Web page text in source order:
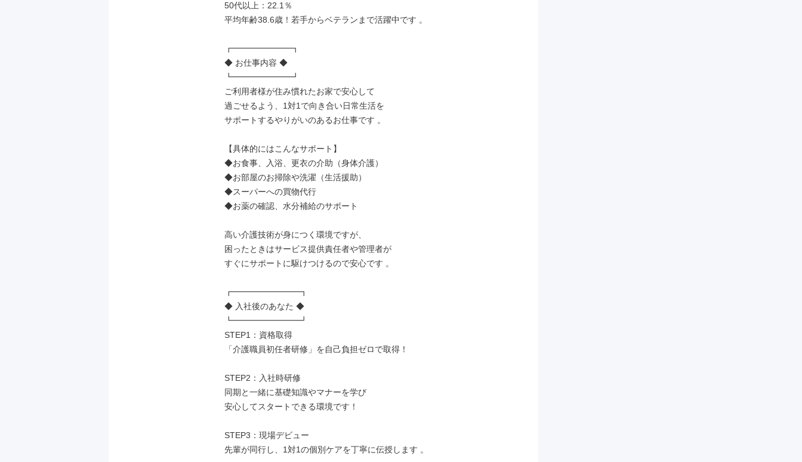
50代以上：22.1％
平均年齢38.6歳！若手からベテランまで活躍中です 。
┏━━━━━━━┓
◆ お仕事内容 ◆
┗━━━━━━━┛
ご利用者様が住み慣れたお家で安心して
過ごせるよう、1対1で向き合い日常生活を
サポートするやりがいのあるお仕事です 。
【具体的にはこんなサポート】
◆お食事、入浴、更衣の介助（身体介護）
◆お部屋のお掃除や洗濯（生活援助）
◆スーパーへの買物代行
◆お薬の確認、水分補給のサポート
高い介護技術が身につく環境ですが、
困ったときはサービス提供責任者や管理者が
すぐにサポートに駆けつけるので安心です 。
┏━━━━━━━━┓
◆ 入社後のあなた ◆
┗━━━━━━━━┛
STEP1：資格取得
「介護職員初任者研修」を自己負担ゼロで取得！
STEP2：入社時研修
同期と一緒に基礎知識やマナーを学び
安心してスタートできる環境です！
STEP3：現場デビュー
先輩が同行し、1対1の個別ケアを丁寧に伝授します 。